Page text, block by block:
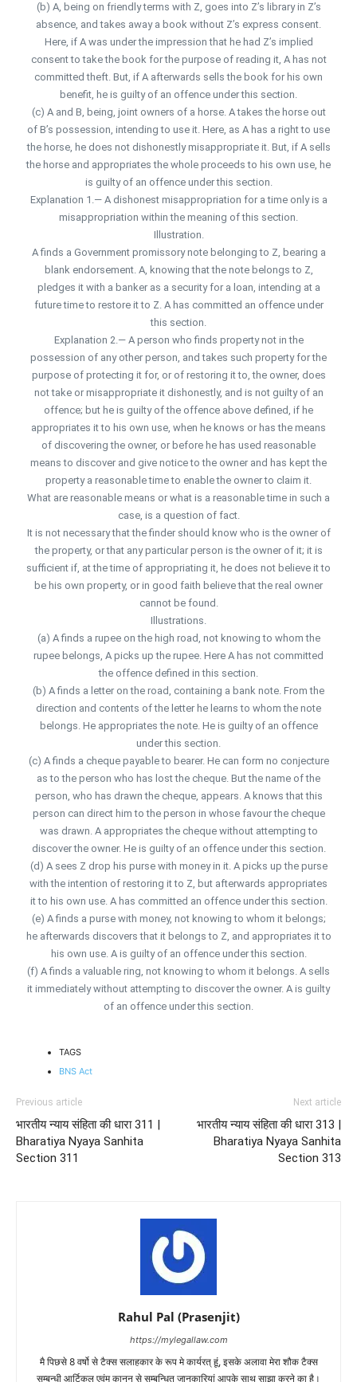
(b) A, being on friendly terms with Z, goes into Z’s library in Z’s
absence, and takes away a book without Z’s express consent.
Here, if A was under the impression that he had Z’s implied
consent to take the book for the purpose of reading it, A has not
committed theft. But, if A afterwards sells the book for his own
benefit, he is guilty of an offence under this section.
(c) A and B, being, joint owners of a horse. A takes the horse out
of B’s possession, intending to use it. Here, as A has a right to use
the horse, he does not dishonestly misappropriate it. But, if A sells
the horse and appropriates the whole proceeds to his own use, he
is guilty of an offence under this section.
Explanation 1.— A dishonest misappropriation for a time only is a
misappropriation within the meaning of this section.
Illustration.
A finds a Government promissory note belonging to Z, bearing a
blank endorsement. A, knowing that the note belongs to Z,
pledges it with a banker as a security for a loan, intending at a
future time to restore it to Z. A has committed an offence under
this section.
Explanation 2.— A person who finds property not in the
possession of any other person, and takes such property for the
purpose of protecting it for, or of restoring it to, the owner, does
not take or misappropriate it dishonestly, and is not guilty of an
offence; but he is guilty of the offence above defined, if he
appropriates it to his own use, when he knows or has the means
of discovering the owner, or before he has used reasonable
means to discover and give notice to the owner and has kept the
property a reasonable time to enable the owner to claim it.
What are reasonable means or what is a reasonable time in such a
case, is a question of fact.
It is not necessary that the finder should know who is the owner of
the property, or that any particular person is the owner of it; it is
sufficient if, at the time of appropriating it, he does not believe it to
be his own property, or in good faith believe that the real owner
cannot be found.
Illustrations.
(a) A finds a rupee on the high road, not knowing to whom the
rupee belongs, A picks up the rupee. Here A has not committed
the offence defined in this section.
(b) A finds a letter on the road, containing a bank note. From the
direction and contents of the letter he learns to whom the note
belongs. He appropriates the note. He is guilty of an offence
under this section.
(c) A finds a cheque payable to bearer. He can form no conjecture
as to the person who has lost the cheque. But the name of the
person, who has drawn the cheque, appears. A knows that this
person can direct him to the person in whose favour the cheque
was drawn. A appropriates the cheque without attempting to
discover the owner. He is guilty of an offence under this section.
(d) A sees Z drop his purse with money in it. A picks up the purse
with the intention of restoring it to Z, but afterwards appropriates
it to his own use. A has committed an offence under this section.
(e) A finds a purse with money, not knowing to whom it belongs;
he afterwards discovers that it belongs to Z, and appropriates it to
his own use. A is guilty of an offence under this section.
(f) A finds a valuable ring, not knowing to whom it belongs. A sells
it immediately without attempting to discover the owner. A is guilty
of an offence under this section.
TAGS
BNS Act
Previous article
भारतीय न्याय संहिता की धारा 311 |
Bharatiya Nyaya Sanhita
Section 311
Next article
भारतीय न्याय संहिता की धारा 313 |
Bharatiya Nyaya Sanhita
Section 313
Rahul Pal (Prasenjit)
https://mylegallaw.com
मै पिछसे 8 वर्षो से टैक्स सलाहकार के रूप मे कार्यरत् हूं, इसके अलावा मेरा शौक टैक्स
सम्बन्धी आर्टिकल एवंम् कानून से सम्बन्धित जानकारियां आपके साथ साझा करने का है।